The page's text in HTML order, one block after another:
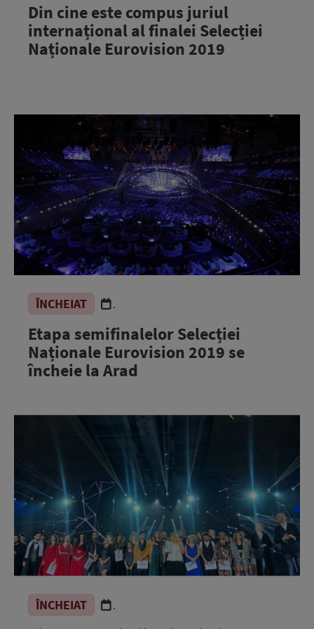
Din cine este compus juriul
internațional al finalei Selecției
Naționale Eurovision 2019
ÎNCHEIAT .
Etapa semifinalelor Selecției
Naționale Eurovision 2019 se
încheie la Arad
ÎNCHEIAT .